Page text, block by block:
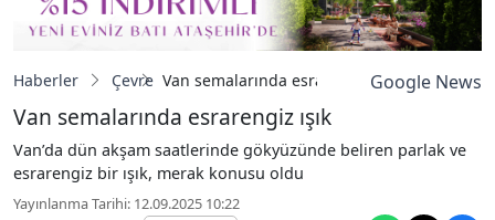
Haberler Çevre Van semalarında esrarengiz ışıkGoogle News
Van semalarında esrarengiz ışık
Van’da dün akşam saatlerinde gökyüzünde beliren parlak ve
esrarengiz bir ışık, merak konusu oldu
Yayınlanma Tarihi: 12.09.2025 10:22